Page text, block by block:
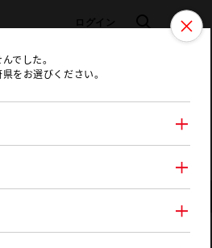
ログイン 検索 メニュ
ナーサポート
でした。
をお選びください。
メニュー